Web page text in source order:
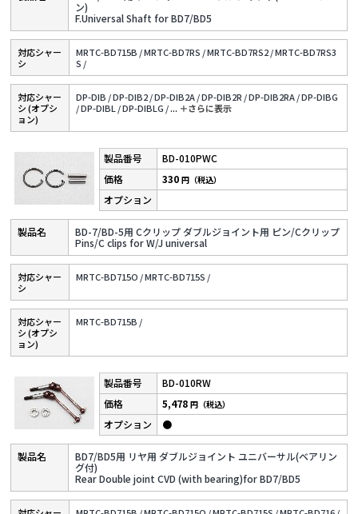
ン)
F.Universal Shaft for BD7/BD5
対応シャー
シ
MRTC-BD715B /MRTC-BD7RS /MRTC-BD7RS2 /MRTC-BD7RS3
S /
対応シャー
シ (オプシ
ョン)
DP-DIB /DP-DIB2 /DP-DIB2A /DP-DIB2R /DP-DIB2RA /DP-DIBG
/DP-DIBL /DP-DIBLG /... ＋さらに表⽰
BD-010PWC
BD-7/BD-5用 Cクリップ ダブルジョイント用 ピン/Cクリップ
Pins/C clips for W/J universal
330円（税込）
対応シャー
シ
MRTC-BD715O /MRTC-BD715S /
対応シャー
シ (オプシ
ョン)
MRTC-BD715B /
BD-010RW
BD7/BD5用 リヤ用 ダブルジョイント ユニバーサル(ベアリン
グ付)
Rear Double joint CVD (with bearing)for BD7/BD5
5,478円（税込）
●